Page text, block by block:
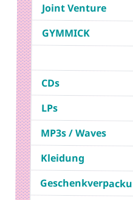
Joint Venture
GYMMICK
CDs
LPs
MP3s / Waves
Kleidung